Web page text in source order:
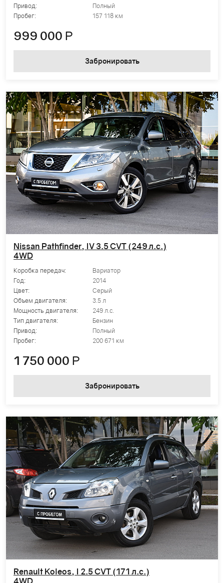
Привод:
Полный
Пробег:
157 118 км
999 000 Р
Забронировать
Nissan Pathfinder, IV 3.5 CVT (249 л.с.)
4WD
Коробка передач:
Вариатор
Год:
2014
Цвет:
Серый
Объем двигателя:
3.5 л
Мощность двигателя:
249 л.с.
Тип двигателя:
Бензин
Привод:
Полный
Пробег:
200 671 км
1 750 000 Р
Забронировать
Renault Koleos, I 2.5 CVT (171 л.с.)